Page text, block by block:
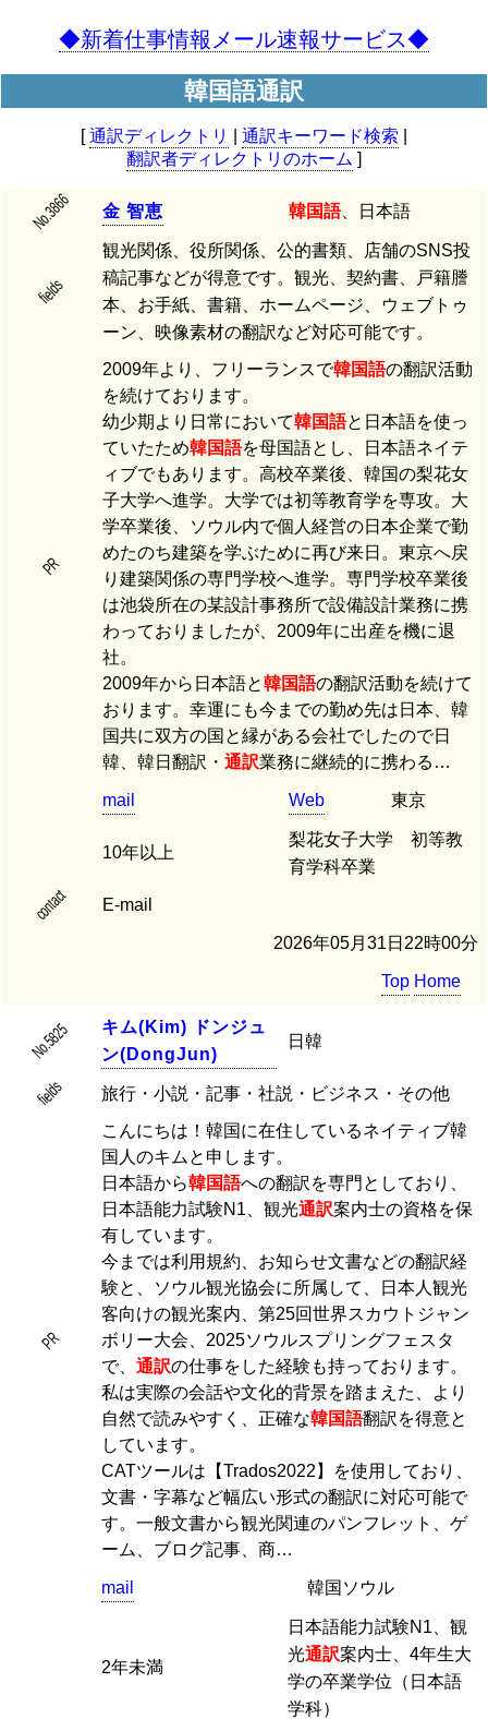
◆新着仕事情報メール速報サービス◆
韓国語通訳
[通訳ディレクトリ 通訳キーワード検索
翻訳者ディレクトリのホーム ]
No.3866 金 智恵 韓国語、日本語
fields
観光関係、役所関係、公的書類、店舗のSNS投
稿記事などが得意です。観光、契約書、戸籍謄
本、お手紙、書籍、ホームページ、ウェブトゥ
ーン、映像素材の翻訳など対応可能です。
PR
2009年より、フリーランスで韓国語の翻訳活動
を続けております。
幼少期より日常において韓国語と日本語を使っ
ていたため韓国語を母国語とし、日本語ネイテ
ィブでもあります。高校卒業後、韓国の梨花女
子大学へ進学。大学では初等教育学を専攻。大
学卒業後、ソウル内で個人経営の日本企業で勤
めたのち建築を学ぶために再び来日。東京へ戻
り建築関係の専門学校へ進学。専門学校卒業後
は池袋所在の某設計事務所で設備設計業務に携
わっておりましたが、2009年に出産を機に退
社。
2009年から日本語と韓国語の翻訳活動を続けて
おります。幸運にも今までの勤め先は日本、韓
国共に双方の国と縁がある会社でしたので日
韓、韓日翻訳・ 通訳業務に継続的に携わる…
mail Web 東京
10年以上
梨花女子大学 初等教
育学科卒業
contact E-mail
2026年05月31日22時00分
Top Home
No.5825 キム( Kim) ド ンジュ
ン( DongJun)
日韓
fields 旅行・小説・記事・社説・ビジネス・その他
PR
こんにちは！韓国に在住しているネイティブ韓
国人のキムと申します。
日本語から韓国語への翻訳を専門としており、
日本語能力試験N1、観光通訳案内士の資格を保
有しています。
今までは利用規約、お知らせ文書などの翻訳経
験と、ソウル観光協会に所属して、日本人観光
客向けの観光案内、第25回世界スカウトジャン
ボリー大会、2025ソウルスプリングフェスタ
で、 通訳の仕事をした経験も持っております。
私は実際の会話や文化的背景を踏まえた、より
自然で読みやすく、正確な韓国語翻訳を得意と
しています。
CATツールは【Trados2022】を使用しており、
文書・字幕など幅広い形式の翻訳に対応可能で
す。一般文書から観光関連のパンフレット、ゲ
ーム、ブログ記事、商…
mail 韓国ソウル
2年未満
日本語能力試験N1、観
光通訳案内士、4年生大
学の卒業学位（日本語
学科）